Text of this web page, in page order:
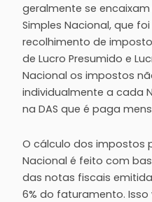
geralmente se
Simples Nacional, que
recolhimento de
de Lucro Presumido e
Nacional os impostos
individualmente a cada
na DAS que é paga
O cálculo dos impostos
Nacional é feito com
das notas fiscais
6% do faturamento.